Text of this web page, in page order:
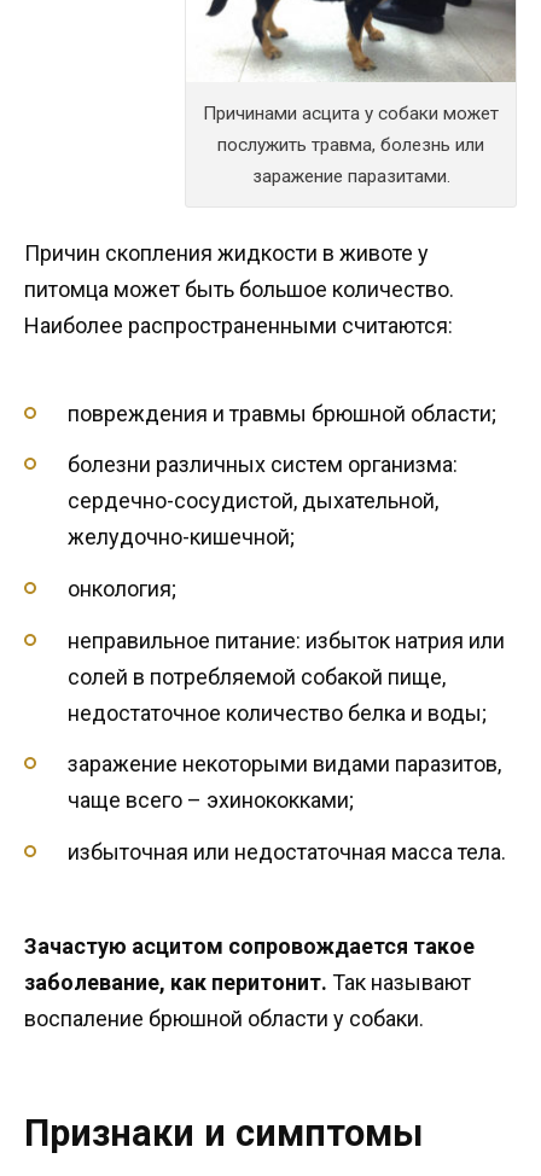
Причинами асцита у собаки может
послужить травма, болезнь или
заражение паразитами.
Причин скопления жидкости в животе у
питомца может быть большое количество.
Наиболее распространенными считаются:
повреждения и травмы брюшной области;
болезни различных систем организма:
сердечно-сосудистой, дыхательной,
желудочно-кишечной;
онкология;
неправильное питание: избыток натрия или
солей в потребляемой собакой пище,
недостаточное количество белка и воды;
заражение некоторыми видами паразитов,
чаще всего – эхинококками;
избыточная или недостаточная масса тела.
Зачастую асцитом сопровождается такое
заболевание, как перитонит. Так называют
воспаление брюшной области у собаки.
Признаки и симптомы